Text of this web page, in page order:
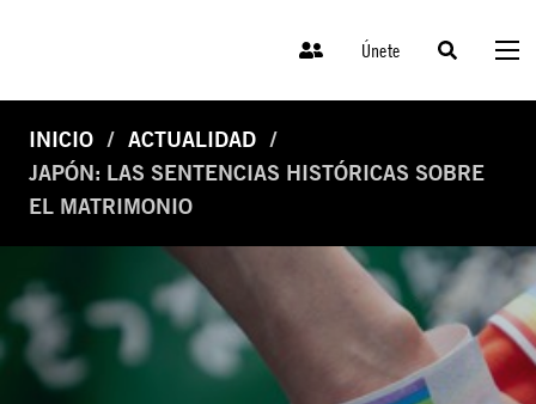
Únete
INICIO
ACTUALIDAD
JAPÓN: LAS SENTENCIAS HISTÓRICAS SOBRE
EL MATRIMONIO